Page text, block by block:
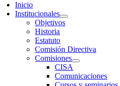
Inicio
Institucionales
Objetivos
Historia
Estatuto
Comisión Directiva
Comisiones
CISA
Comunicaciones